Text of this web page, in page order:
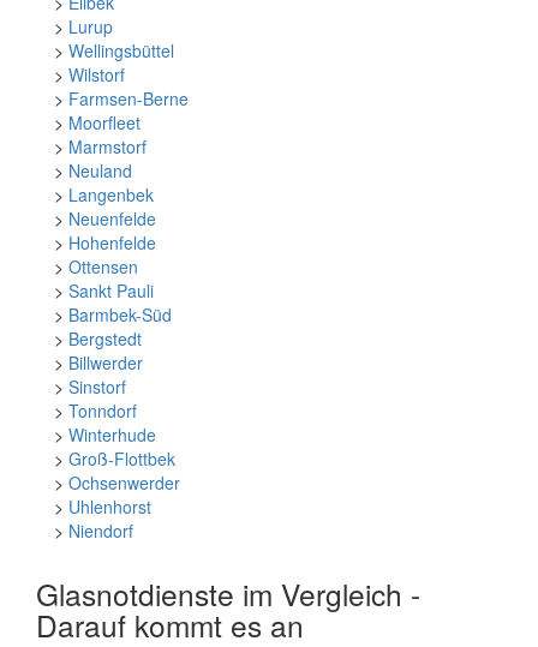
> Lurup
> Wellingsbüttel
> Wilstorf
> Farmsen-Berne
> Moorfleet
> Marmstorf
> Neuland
> Langenbek
> Neuenfelde
> Hohenfelde
> Ottensen
> Sankt Pauli
> Barmbek-Süd
> Bergstedt
> Billwerder
> Sinstorf
> Tonndorf
> Winterhude
> Groß-Flottbek
> Ochsenwerder
> Uhlenhorst
> Niendorf
Glasnotdienste im Vergleich -
Darauf kommt es an